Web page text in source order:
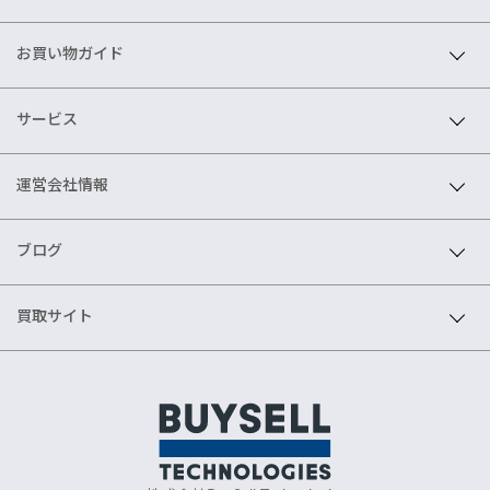
お買い物ガイド
サービス
運営会社情報
ブログ
買取サイト